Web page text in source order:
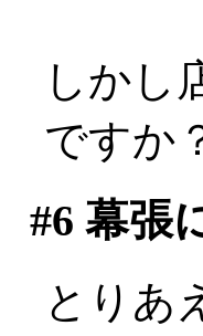
しかし
ですか
#6 幕張
とりあ